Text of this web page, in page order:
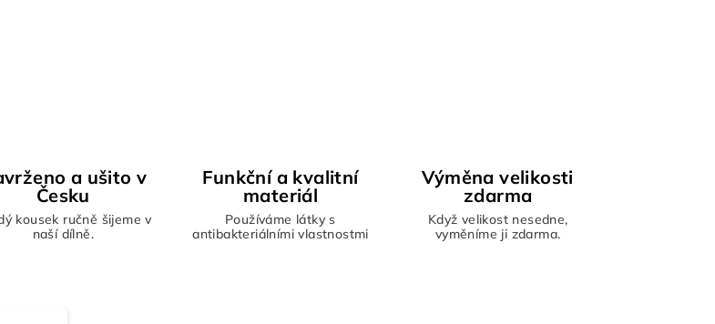
a ušito v
Česku
kousek ručně šijeme v
naší dílně.
Funkční a kvalitní
materiál
Používáme látky s
antibakteriálními vlastnostmi
Výměna velikosti
zdarma
Když velikost nesedne,
vyměníme ji zdarma.